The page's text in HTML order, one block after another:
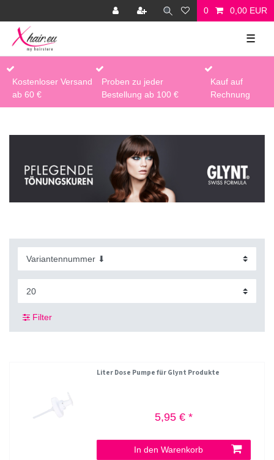
0 0,00 EUR
☰
Kostenloser Versand
ab 60 €
Proben zu jeder
Bestellung ab 100 €
Kauf auf
Rechnung
Filter
Liter Dose Pumpe für Glynt Produkte
5,95 € *
In den Warenkorb